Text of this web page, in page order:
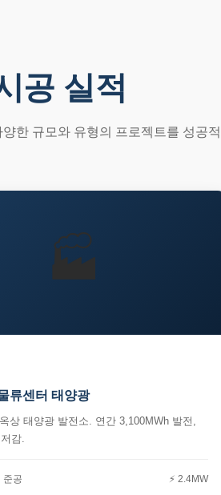
공 실적
한 규모와 유형의 프로젝트를 성공
🏭
류센터 태양광
상 태양광 발전소. 연간 3,100MWh 발전,
감.
준공 ⚡ 2.4MW